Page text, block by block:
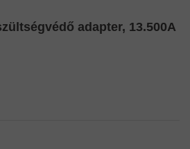
adapter, 13.500A